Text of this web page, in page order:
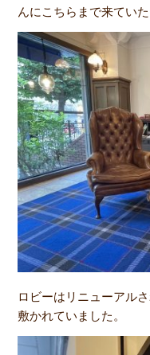
んにこちらまで来ていた
ロビーはリニューアル
敷かれていました。